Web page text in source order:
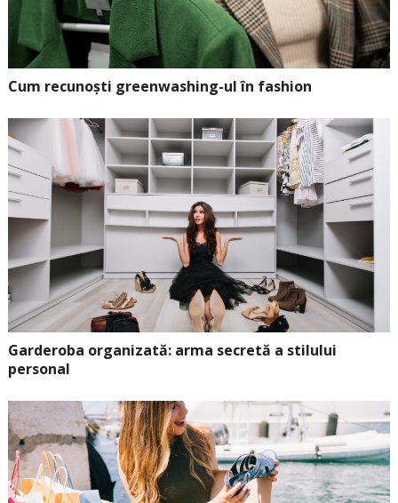
Cum recunoști greenwashing-ul în fashion
Garderoba organizată: arma secretă a stilului
personal